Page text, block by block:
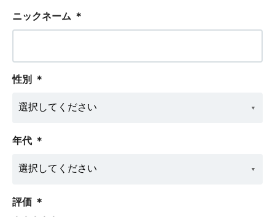
ニックネーム ＊
性別 ＊
年代 ＊
評価 ＊